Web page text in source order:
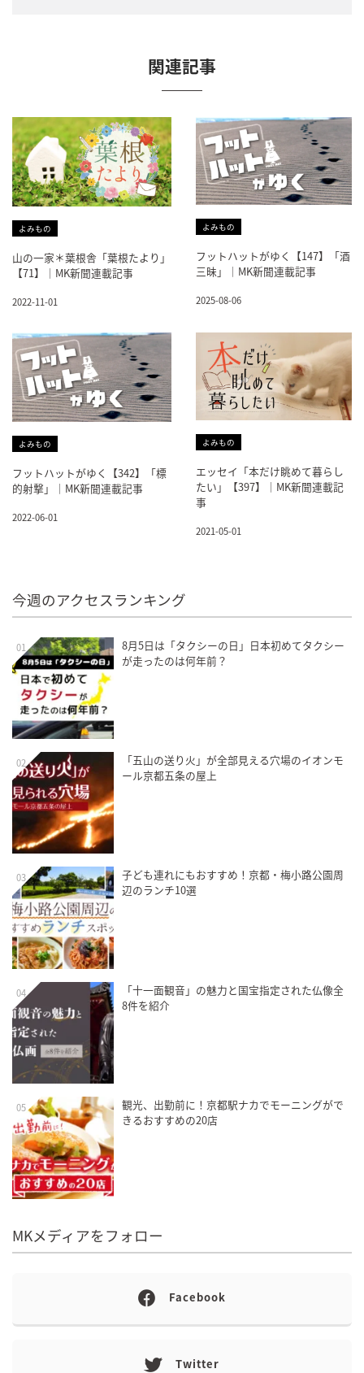
関連記事
よみもの
山の一家＊葉根舎「葉根たより」
【71】｜MK新聞連載記事
2022-11-01
よみもの
フットハットがゆく【147】「酒
三昧」｜MK新聞連載記事
2025-08-06
よみもの
フットハットがゆく【342】「標
的射撃」｜MK新聞連載記事
2022-06-01
よみもの
エッセイ「本だけ眺めて暮らし
たい」【397】｜MK新聞連載記
事
2021-05-01
今週のアクセスランキング
01
8月5日は「タクシーの日」日本初めてタクシー
が走ったのは何年前？
02
「五山の送り火」が全部見える穴場のイオンモ
ール京都五条の屋上
03
子ども連れにもおすすめ！京都・梅小路公園周
辺のランチ10選
04
「十一面観音」の魅力と国宝指定された仏像全
8件を紹介
05
観光、出勤前に！京都駅ナカでモーニングがで
きるおすすめの20店
MKメディアをフォロー
Facebook
Twitter